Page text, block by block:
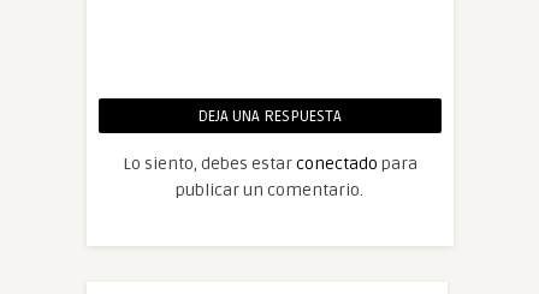
DEJA UNA RESPUESTA
Lo siento, debes estarconectado para
publicar un comentario.